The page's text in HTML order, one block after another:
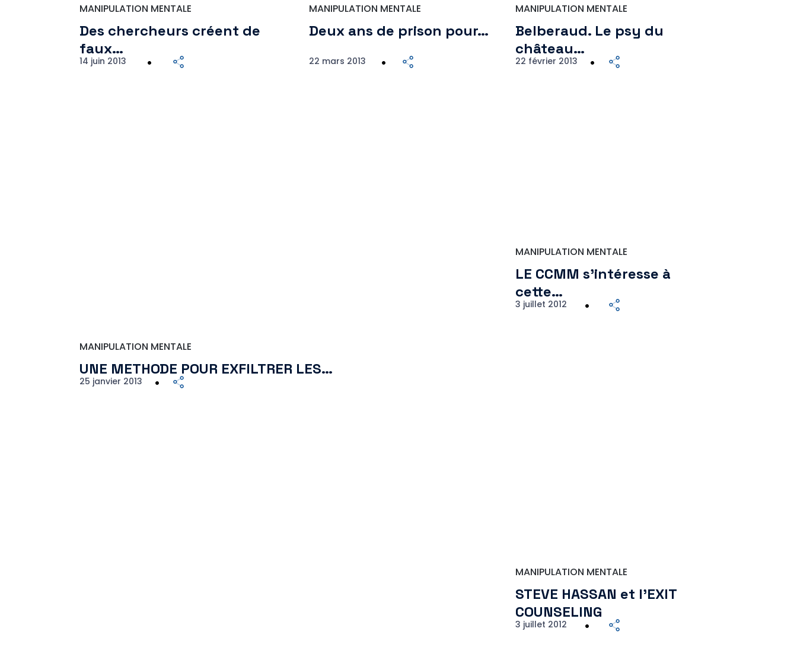
MANIPULATION MENTALE
Des chercheurs créent de
faux…
14 juin 2013
MANIPULATION MENTALE
Deux ans de prison pour…
22 mars 2013
MANIPULATION MENTALE
Belberaud. Le psy du
château…
22 février 2013
MANIPULATION MENTALE
UNE METHODE POUR EXFILTRER LES…
25 janvier 2013
MANIPULATION MENTALE
LE CCMM s’intéresse à
cette…
3 juillet 2012
MANIPULATION MENTALE
STEVE HASSAN et l’EXIT
COUNSELING
3 juillet 2012